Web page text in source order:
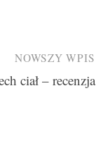
NOWSZY WPIS
ciał – recenzja